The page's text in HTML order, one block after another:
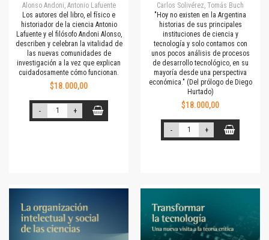
Alonso Andoni, Antonio Lafuente
Los autores del libro, el físico e
historiador de la ciencia Antonio
Lafuente y el filósofo Andoni Alonso,
describen y celebran la vitalidad de
las nuevas comunidades de
investigación a la vez que explican
cuidadosamente cómo funcionan.
$18.000,00
- +
Carlos Solivérez, Tomás Buch
"Hoy no existen en la Argentina
historias de sus principales
instituciones de ciencia y
tecnología y solo contamos con
unos pocos análisis de procesos
de desarrollo tecnológico, en su
mayoría desde una perspectiva
económica." (Del prólogo de Diego
Hurtado)
$18.000,00
- +